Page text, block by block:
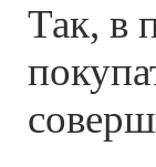
Так, в